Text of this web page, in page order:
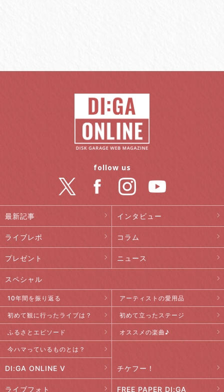
最新記事 インタビュー
ライブレポ コラム
プレゼント ニュース
スペシャル
10年間を振り返る アーティストの愛用品
初めて観に行ったライブは？ 初めて立ったステージ
ふるさとエピソード オススメの楽曲♪
今ハマっているものとは？
DI:GA ONLINE V チケフー！
ライブフォト FREE PAPER DI:GA
follow us